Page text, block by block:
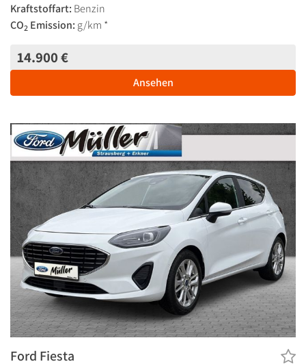
Kraftstoffart: Benzin
CO2 Emission: g/km *
14.900 €
Ansehen
Ford Fiesta